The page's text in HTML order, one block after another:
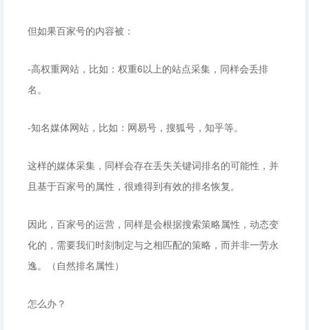
但如果百家号的内容被：
-高权重网站，比如：权重6以上的站点采集，同样会丢排
名。
-知名媒体网站，比如：网易号，搜狐号，知乎等。
这样的媒体采集，同样会存在丢失关键词排名的可能性，并
且基于百家号的属性，很难得到有效的排名恢复。
因此，百家号的运营，同样是会根据搜索策略属性，动态变
化的，需要我们时刻制定与之相匹配的策略，而并非一劳永
逸。（自然排名属性）
怎么办？